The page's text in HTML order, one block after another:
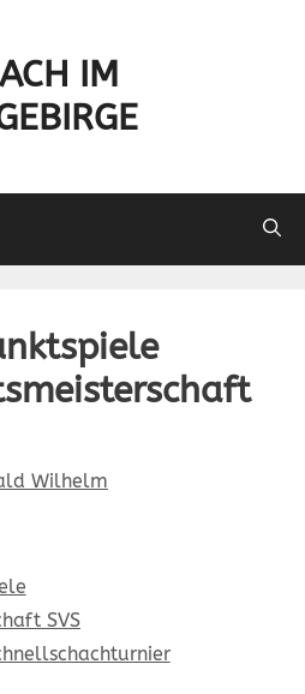
IM
Wilhelm
SVS